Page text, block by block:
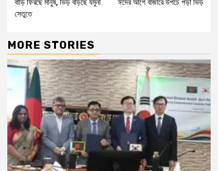
বাড়ি ফিরছে মানুষ, ভিড় বাড়ছে যমুনা
সেতুতে
ঈদের আগে বাজারে উপচে পড়া ভিড়
MORE STORIES